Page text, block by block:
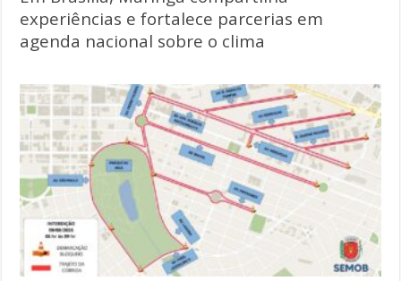
experiências e fortalece parcerias em
agenda nacional sobre o clima